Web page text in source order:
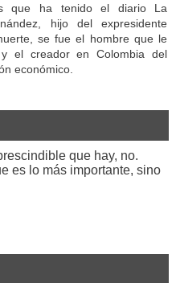
que ha tenido el diario La
hijo del expresidente
se fue el hombre que le
el creador en Colombia del
económico.
que hay, no.
es lo más importante, sino